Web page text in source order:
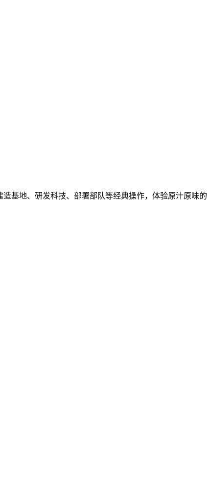
基地、研发科技、部署部队等经典操作，体验原汁原味的